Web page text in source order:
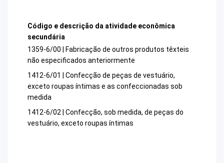
Código e descrição da atividade econômica
secundária
1359-6/00 | Fabricação de outros produtos têxteis
não especificados anteriormente
1412-6/01 | Confecção de peças de vestuário,
exceto roupas íntimas e as confeccionadas sob
medida
1412-6/02 | Confecção, sob medida, de peças do
vestuário, exceto roupas íntimas